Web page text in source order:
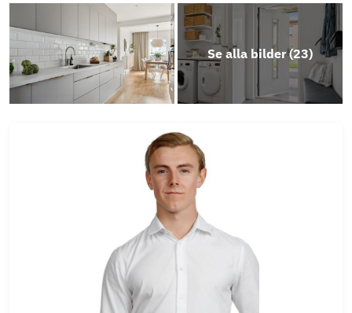
Se alla bilder (23)